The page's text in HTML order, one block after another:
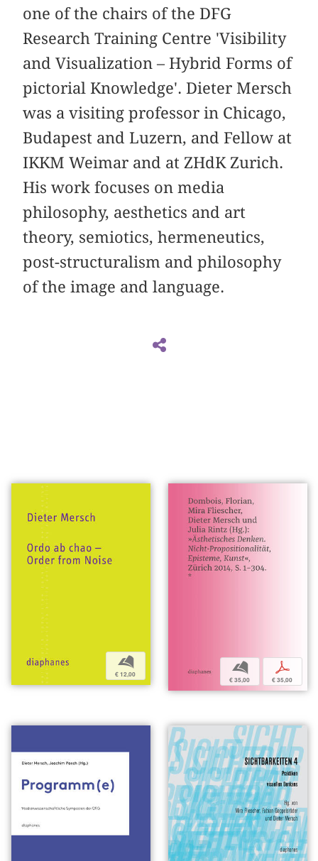
one of the chairs of the DFG
Research Training Centre 'Visibility
and Visualization – Hybrid Forms of
pictorial Knowledge'. Dieter Mersch
was a visiting professor in Chicago,
Budapest and Luzern, and Fellow at
IKKM Weimar and at ZHdK Zurich.
His work focuses on media
philosophy, aesthetics and art
theory, semiotics, hermeneutics,
post-structuralism and philosophy
of the image and language.
b
€ 12,00 b
€ 35,00
p
€ 35,00